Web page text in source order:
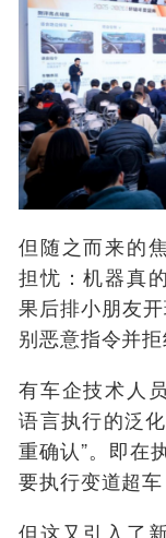
但随之而来的
担忧：机器真
果后排小朋友
别恶意指令并拒
有车企技术人
语言执行的泛
重确认”。即在
要执行变道超
但这又引入了